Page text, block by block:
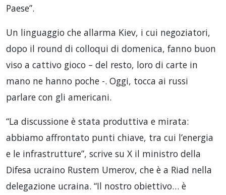
Paese”.
Un linguaggio che allarma Kiev, i cui negoziatori,
dopo il round di colloqui di domenica, fanno buon
viso a cattivo gioco – del resto, loro di carte in
mano ne hanno poche -. Oggi, tocca ai russi
parlare con gli americani.
“La discussione è stata produttiva e mirata:
abbiamo affrontato punti chiave, tra cui l’energia
e le infrastrutture”, scrive su X il ministro della
Difesa ucraino Rustem Umerov, che è a Riad nella
delegazione ucraina. “Il nostro obiettivo… è